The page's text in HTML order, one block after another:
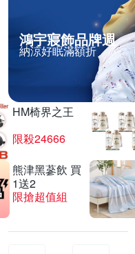
鴻宇寢飾品牌週
納涼好眠滿額折
HM椅界之王
限殺24666
熊津黑蔘飲 買
1送2
限搶超值組